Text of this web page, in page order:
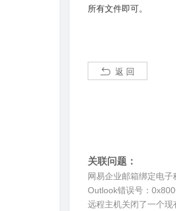
所有文件即可。
返 回
关联问题：
网易企业邮箱绑定电
Outlook错误号：
远程主机关闭了一个现